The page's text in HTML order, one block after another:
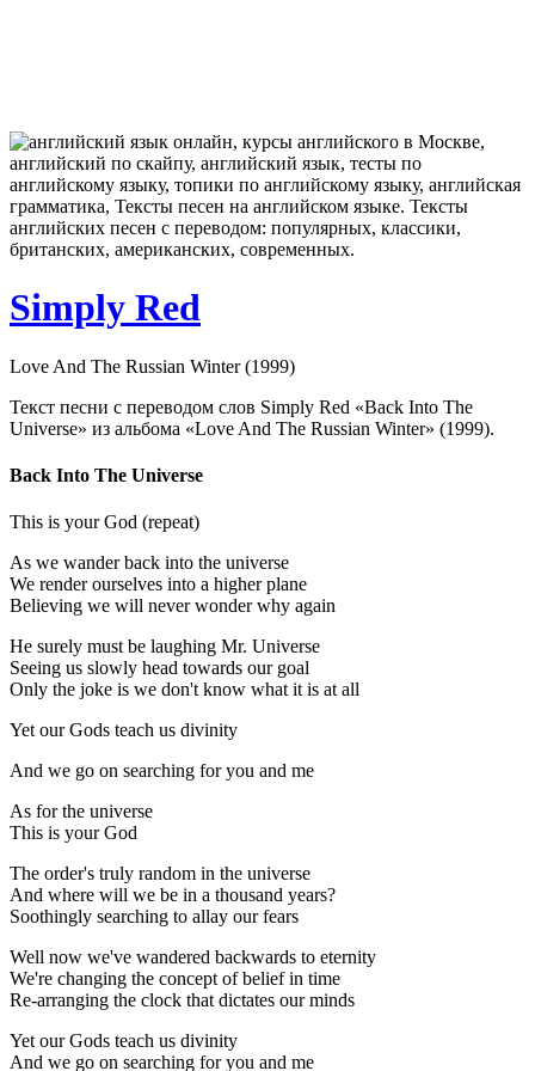
Simply Red
Love And The Russian Winter (1999)
Текст песни с переводом слов Simply Red «Back Into The
Universe» из альбома «Love And The Russian Winter» (1999).
Back Into The Universe
This is your God (repeat)
As we wander back into the universe
We render ourselves into a higher plane
Believing we will never wonder why again
He surely must be laughing Mr. Universe
Seeing us slowly head towards our goal
Only the joke is we don't know what it is at all
Yet our Gods teach us divinity
And we go on searching for you and me
As for the universe
This is your God
The order's truly random in the universe
And where will we be in a thousand years?
Soothingly searching to allay our fears
Well now we've wandered backwards to eternity
We're changing the concept of belief in time
Re-arranging the clock that dictates our minds
Yet our Gods teach us divinity
And we go on searching for you and me